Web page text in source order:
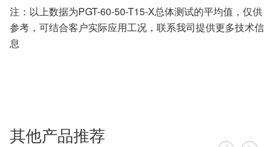
注：以上数据为PGT-60-50-T15-X总体测试的平均值，仅供
参考，可结合客户实际应用工况，联系我司提供更多技术信
息
其他产品推荐